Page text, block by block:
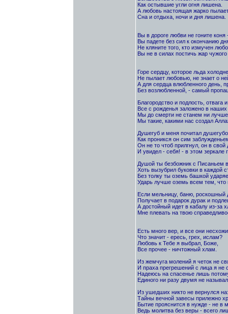
Как остывшие угли огня лишена.
А любовь настоящая жарко
Сна и отдыха, ночи и дня лишена.
Вы в дороге любви не гоните коня
Вы падете без сил к окончанию
Не кляните того, кто измучен
Вы не в силах постичь жар чужого
Горе сердцу, которое льда
Не пылает любовью, не знает о
А для сердца влюбленного день,
Без возлюбленной, - самый
Благородство и подлость, отвага
Все с рожденья заложено в наших
Мы до смерти не станем ни
Мы такие, какими нас создал
Душегуб и меня почитал
Как проникся он сим
Он не то чтоб прилгнул, он в свой
И увидел - себя! - в этом зеркале
Душой ты безбожник с Писаньем
Хоть вызубрил буковки в каждой
Без толку ты оземь башкой
Ударь лучше оземь всем тем, что
Если мельницу, баню, роскошный
Получает в подарок дурак и
А достойный идет в кабалу из-за
Мне плевать на твою
Есть много вер, и все они
Что значит - ересь, грех, ислам?
Любовь к Тебе я выбрал, Боже,
Все прочее - ничтожный хлам.
Из жемчуга молений я четок не
И праха прегрешений с лица я не
Надеюсь на спасенье лишь
Единого ни разу двумя не
Из ушедших никто не вернулся
Тайны вечной завесы прилежно
Бытие прояснится в нужде - не в
Ведь молитва без веры - всего